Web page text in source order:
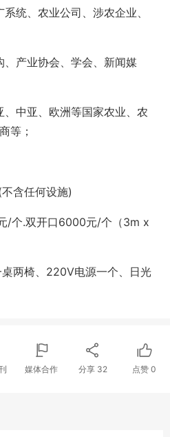
统、农业公司、涉农企业、
产业协会、学会、新闻媒
中亚、欧洲等国家农业、农
等；
含任何设施)
/个.双开口6000元/个（3m x
两椅、220V电源一个、日光
媒体合作 分享 32 点赞0